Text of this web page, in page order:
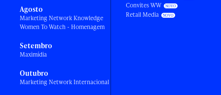
Agosto
Marketing Network Knowledge
Women To Watch - Homenagem
Setembro
Maximídia
Outubro
Marketing Network Internacional
Convites WW
Retail Media